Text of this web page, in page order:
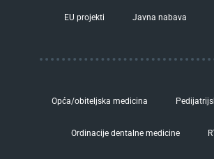
EU projekti Javna nabava
Opća/obiteljska medicina
Ordinacije dentalne medicine